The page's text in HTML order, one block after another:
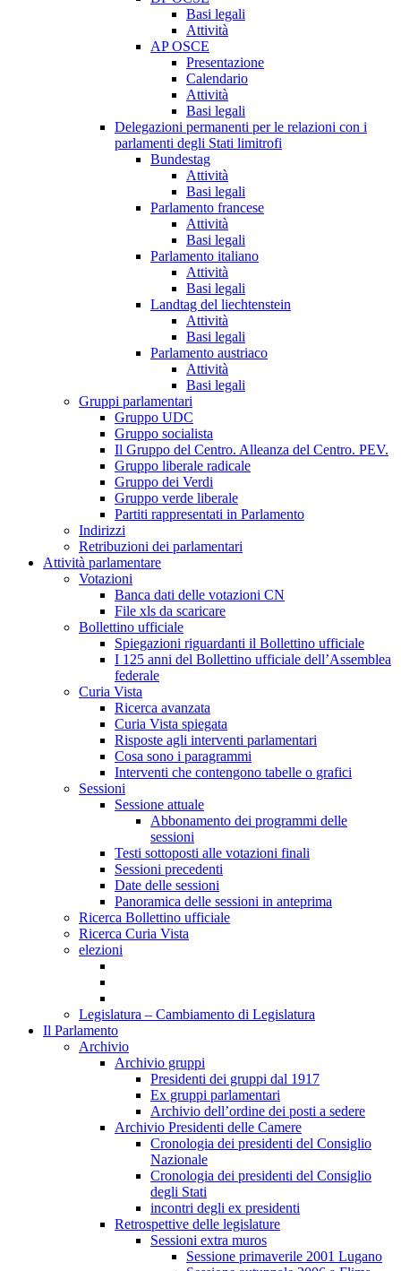
Basi legali
Attività
AP OSCE
Presentazione
Calendario
Attività
Basi legali
Delegazioni permanenti per le relazioni con i
parlamenti degli Stati limitrofi
Bundestag
Attività
Basi legali
Parlamento francese
Attività
Basi legali
Parlamento italiano
Attività
Basi legali
Landtag del liechtenstein
Attività
Basi legali
Parlamento austriaco
Attività
Basi legali
Gruppi parlamentari
Gruppo UDC
Gruppo socialista
Il Gruppo del Centro. Alleanza del Centro. PEV.
Gruppo liberale radicale
Gruppo dei Verdi
Gruppo verde liberale
Partiti rappresentati in Parlamento
Indirizzi
Retribuzioni dei parlamentari
Attività parlamentare
Votazioni
Banca dati delle votazioni CN
File xls da scaricare
Bollettino ufficiale
Spiegazioni riguardanti il Bollettino ufficiale
I 125 anni del Bollettino ufficiale dell’Assemblea
federale
Curia Vista
Ricerca avanzata
Curia Vista spiegata
Risposte agli interventi parlamentari
Cosa sono i paragrammi
Interventi che contengono tabelle o grafici
Sessioni
Sessione attuale
Abbonamento dei programmi delle
sessioni
Testi sottoposti alle votazioni finali
Sessioni precedenti
Date delle sessioni
Panoramica delle sessioni in anteprima
Ricerca Bollettino ufficiale
Ricerca Curia Vista
elezioni
Legislatura – Cambiamento di Legislatura
Il Parlamento
Archivio
Archivio gruppi
Presidenti dei gruppi dal 1917
Ex gruppi parlamentari
Archivio dell’ordine dei posti a sedere
Archivio Presidenti delle Camere
Cronologia dei presidenti del Consiglio
Nazionale
Cronologia dei presidenti del Consiglio
degli Stati
incontri degli ex presidenti
Retrospettive delle legislature
Sessioni extra muros
Sessione primaverile 2001 Lugano